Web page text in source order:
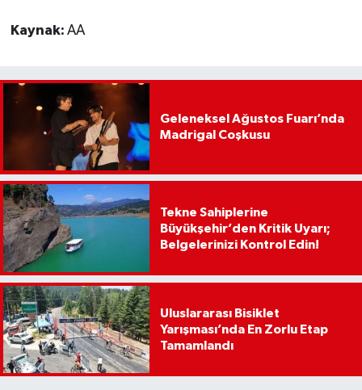
Kaynak: AA
Geleneksel Ağustos Fuarı’nda
Madrigal Coşkusu
Tekne Sahiplerine
Büyükşehir’den Kritik Uyarı;
Belgelerinizi Kontrol Edin!
Uluslararası Bisiklet
Yarışması’nda En Zorlu Etap
Tamamlandı